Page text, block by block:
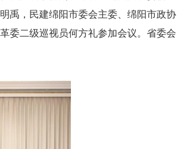
禹，民建绵阳市委会主委、绵阳市政协
委二级巡视员何方礼参加会议。省委会